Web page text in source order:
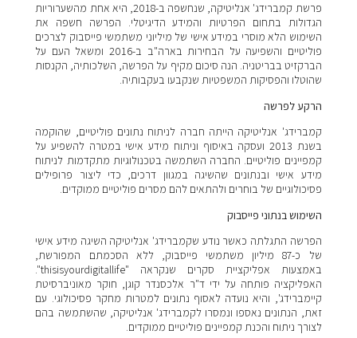
פרשת קמברידג' אנליטיקה, שנחשפה ב-2018, היא אחת מהשערוריות
הגדולות בתחום הפרטיות והמידע הדיגיטלי. הפרשה חשפה את
השימוש הלא מוסרי במידע אישי של מיליוני משתמשי פייסבוק לצרכים
פוליטיים והשפיעה על הבחירות בארה"ב ב-2016 ומשאל העם על
הברקזיט בבריטניה. הנה סיכום מקיף על הפרשה, השלכותיה, הקנסות
שהוטלו והפסיקות המשפטיות שנקבעו בעקבותיה.
הרקע לפרשה
קמברידג' אנליטיקה הייתה חברה לניתוח נתונים פוליטיים, שהוקמה
בשנת 2013 ועסקה באיסוף וניתוח מידע אישי במטרה להשפיע על
קמפיינים פוליטיים. החברה השתמשה בטכנולוגיות מתקדמות לניתוח
מידע אישי ובנתונים שהשיגה במגוון דרכים, כדי ליצור פרופילים
פסיכולוגיים של בוחרים ולהתאים להם מסרים פוליטיים ממוקדים.
השימוש בנתוני פייסבוק
הפרשה התגלתה כאשר נודע שקמברידג' אנליטיקה השיגה מידע אישי
של כ-87 מיליון משתמשי פייסבוק, ללא הסכמתם המפורשת,
באמצעות אפליקציית סקרים שנקראה "thisisyourdigitallife".
האפליקציה פותחה על ידי ד"ר אלכסנדר קוגן, חוקר מאוניברסיטת
קיימברידג', והיא נועדה לאסוף נתונים למטרות מחקר פסיכולוגי. עם
זאת, הנתונים נאספו ונמסרו לקמברידג' אנליטיקה, שהשתמשה בהם
לצורך ניתוח והכנת קמפיינים פוליטיים ממוקדים.